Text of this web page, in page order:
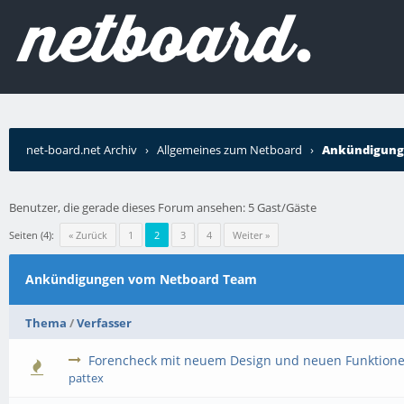
net-board.net Archiv › Allgemeines zum Netboard ›
Benutzer, die gerade dieses Forum ansehen: 5 Gast/Gäste
Seiten (4): « Zurück 1 2 3 4 Weiter »
Ankündigungen vom Netboard Team
Thema /Verfasser
Forencheck mit neuem Design und neuen
pattex